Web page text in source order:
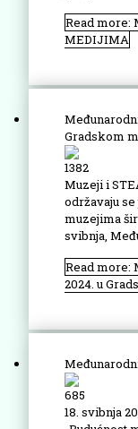
Read more:
MEDIJIMA
Gradskom
1382
Muzeji i
održavaju
muzejima
svibnja,
Read more:
2024. u
685
18. svibnja